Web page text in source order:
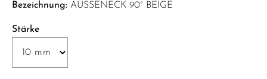
Bezeichnung: AUSSENECK 90° BEIGE
Stärke